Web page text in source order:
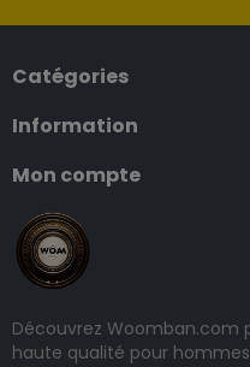
Catégories
Information
Mon compte
Découvrez Woomban.com
haute qualité pour